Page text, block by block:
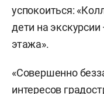
успокоиться:
дети на
этажа».
«Совершенно
интересов